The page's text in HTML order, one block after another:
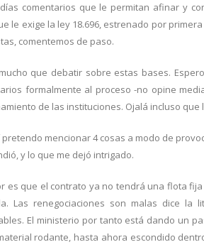
comentarios que le permitan afinar y
le exige la ley 18.696, estrenado por
comentemos de paso.
que debatir sobre estas bases.
formalmente al proceso -no opine
de las instituciones. Ojalá incluso
pretendo mencionar 4 cosas a modo de
y lo que me dejó intrigado.
es que el contrato ya no tendrá una flota
Las renegociaciones son malas dice la
El ministerio por tanto está dando un
rodante, hasta ahora escondido